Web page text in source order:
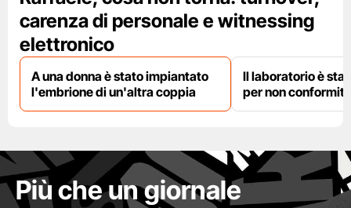
carenza di personale e witnessing
elettronico
A una donna è stato impiantato
l'embrione di un'altra coppia
Il laboratorio è
per non
Più che un giornale